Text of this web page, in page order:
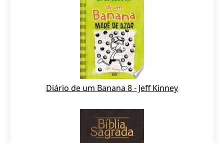
Diário de um Banana 8 - Jeff Kinney